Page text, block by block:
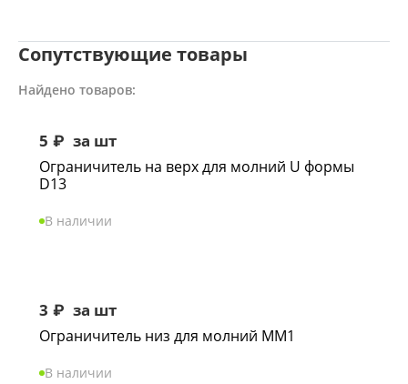
Сопутствующие товары
Найдено товаров:
5 ₽ за шт
Ограничитель на верх для молний U формы
D13
В наличии
3 ₽ за шт
Ограничитель низ для молний ММ1
В наличии